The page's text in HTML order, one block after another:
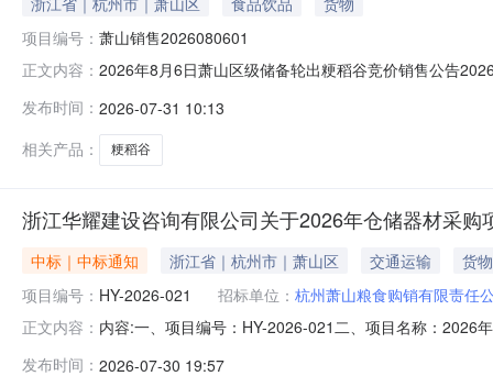
项目编号： 萧山销售2026080601
正文内容： 2026年8月6日萧山区级储备轮出粳稻谷竞价销售公告
基本信息—审核—报名—审核—进入竞价系统杭州萧山粮
承担由此产生的一切
发布时间： 2026-07-31 10:13
相关产品：
粳稻谷
浙江华耀建设咨询有限公司关于2026年仓储器材采购
中标｜中标通知 浙江省｜杭州市｜萧山区 交通运输
货物
项目编号： HY-2026-021 招标单位： 杭州萧山粮食购销有限责任
正文内容： 内容:一、项目编号：HY-2026-021二、项目名称：2026
号数量单价(元)12026年仓储器材采购项目2026年仓储
发布时间： 2026-07-30 19:57